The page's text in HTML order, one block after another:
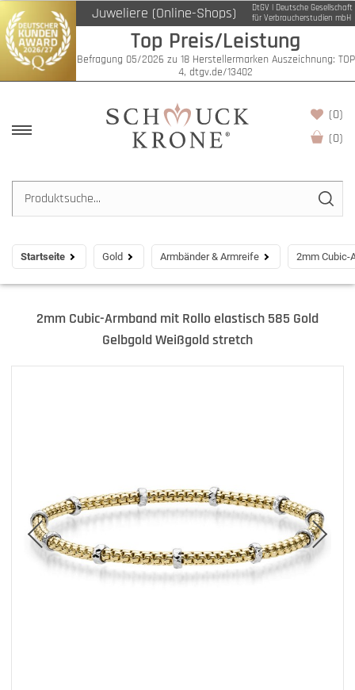
Juweliere (Online-Shops)
DtGV | Deutsche Gesellschaft
für Verbraucherstudien mbH
Top Preis/Leistung
Befragung 05/2026 zu 18 Herstellermarken Auszeichnung: TOP
4, dtgv.de/13402
(0)
(0)
Startseite Gold Armbänder & Armreife 2mm Cubic-
2mm Cubic-Armband mit Rollo elastisch 585 Gold
Gelbgold Weißgold stretch